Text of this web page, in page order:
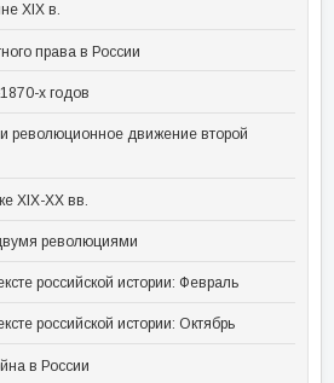
XIX в.
права в России
х годов
революционное движение второй
XIX-XX вв.
революциями
российской истории: Февраль
российской истории: Октябрь
в России